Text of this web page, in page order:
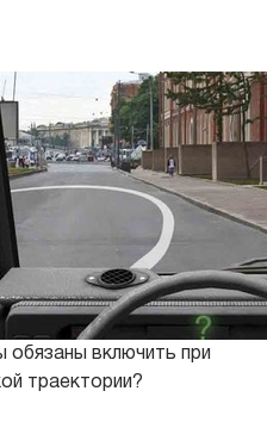
обязаны включить при
траектории?